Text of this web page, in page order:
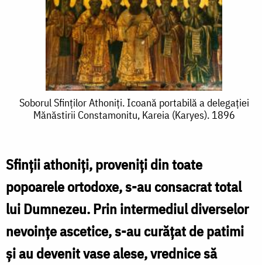
Soborul
Sfinților
Icoană
portabilă
a
delegației
Mănăstirii
Soborul Sfinților Athoniți. Icoană portabilă a delegației
Mănăstirii Constamonitu, Kareia (Karyes). 1896
Sfinții athoniți, proveniți din toate
popoarele ortodoxe, s-au consacrat total
lui Dumnezeu. Prin intermediul diverselor
nevoințe ascetice, s-au curățat de patimi
și au devenit vase alese, vrednice să